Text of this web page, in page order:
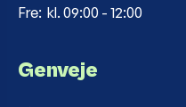
Fre: kl. 09:00 - 12:00
Genveje